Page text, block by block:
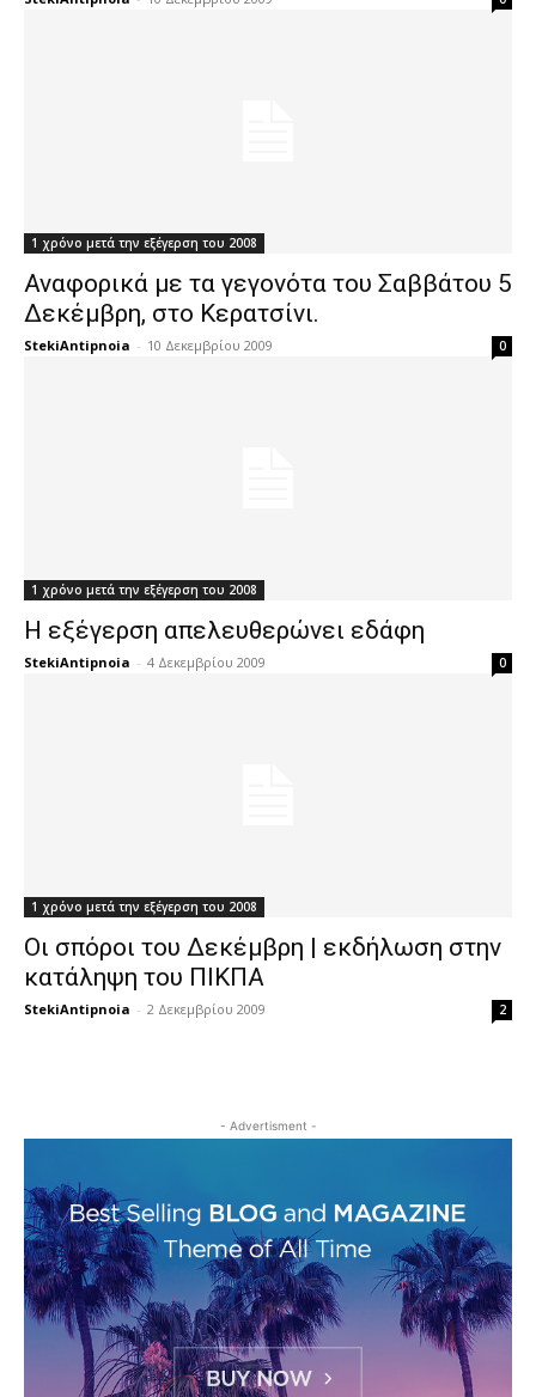
1 χρόνο μετά την εξέγερση του 2008
Αναφορικά με τα γεγονότα του Σαββάτου 5
Δεκέμβρη, στο Κερατσίνι.
StekiAntipnoia - 10 Δεκεμβρίου 2009 0
1 χρόνο μετά την εξέγερση του 2008
Η εξέγερση απελευθερώνει εδάφη
StekiAntipnoia - 4 Δεκεμβρίου 2009 0
1 χρόνο μετά την εξέγερση του 2008
Οι σπόροι του Δεκέμβρη | εκδήλωση στην
κατάληψη του ΠΙΚΠΑ
StekiAntipnoia - 2 Δεκεμβρίου 2009 2
- Advertisment -